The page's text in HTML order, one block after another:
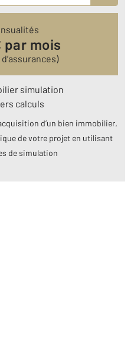
par mois
d’assurances)
simulation
calculs
d’un bien immobilier,
de votre projet en utilisant
de simulation